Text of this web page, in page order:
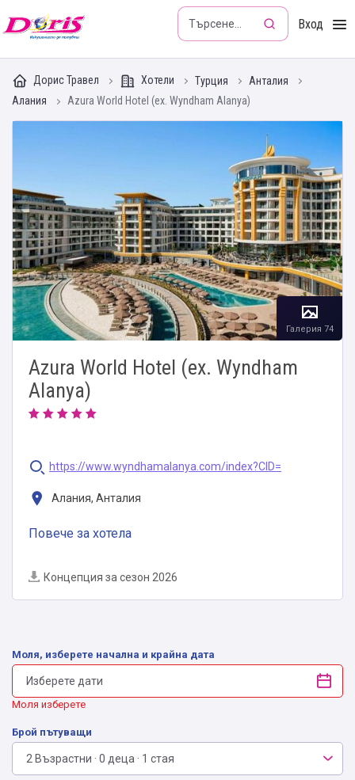
Doris - Изкушението да пътуваш Вход
Дорис Травел Хотели Турция
Анталия
Алания
Azura World Hotel (ex. Wyndham Alanya)
Azura World Hotel (ex. Wyndham
Alanya)
https://www.wyndhamalanya.com/index?CID=
Алания, Анталия
Повече за хотела
Концепция за сезон 2026
Галерия 74
Моля, изберете начална и крайна дата
Моля изберете
Брой пътуващи
2 Възрастни · 0 деца · 1 стая